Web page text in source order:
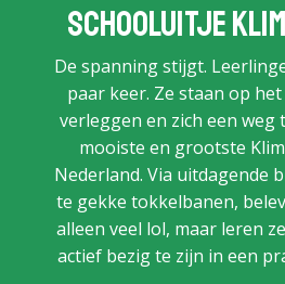
Schooluitje
De spanning stijgt.
paar keer. Ze staan op
verleggen en zich een
mooiste en grootste
Nederland. Via uitdagende
te gekke tokkelbanen,
alleen veel lol, maar leren
actief bezig te zijn in een